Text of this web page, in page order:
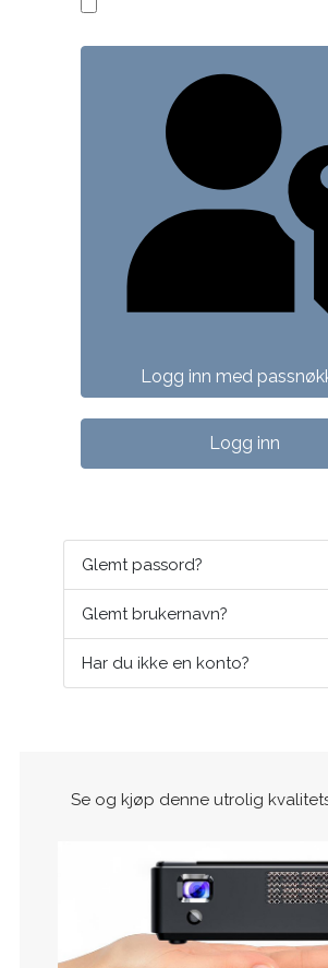
Logg inn med
Logg inn
Glemt passord?
Glemt brukernavn?
Har du ikke en konto?
Se og kjøp denne utrolig
Logg inn med passnøkkel
Logg inn